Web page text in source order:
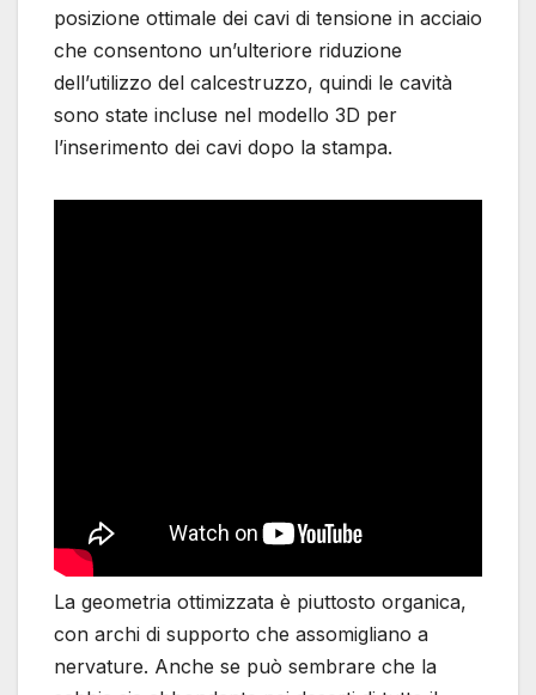
posizione ottimale dei cavi di tensione in acciaio
che consentono un’ulteriore riduzione
dell’utilizzo del calcestruzzo, quindi le cavità
sono state incluse nel modello 3D per
l’inserimento dei cavi dopo la stampa.
La geometria ottimizzata è piuttosto organica,
con archi di supporto che assomigliano a
nervature. Anche se può sembrare che la